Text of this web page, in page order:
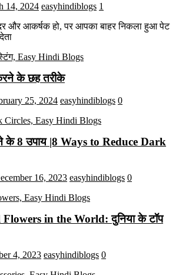
14, 2024 easyhindiblogs 1
और आकर्षक हो, पर आपका बाहर निकला हुआ पेट
के छह तरीके
25, 2024 easyhindiblogs 0
के 8 उपाय |8 Ways to Reduce Dark
16, 2023 easyhindiblogs 0
in the World: दुनिया के टॉप
4, 2023 easyhindiblogs 0